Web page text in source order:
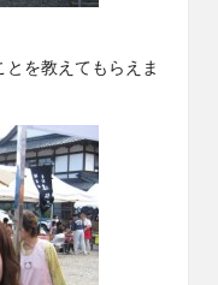
を教えてもらえま